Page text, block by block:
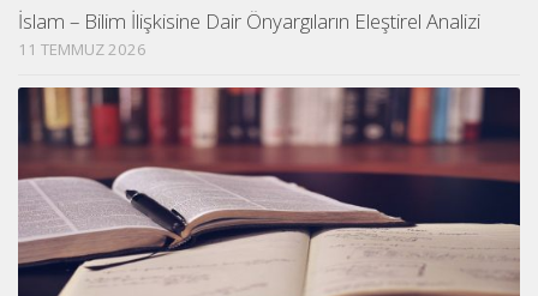
İslam – Bilim İlişkisine Dair Önyargıların Eleştirel Analizi
11 TEMMUZ 2026